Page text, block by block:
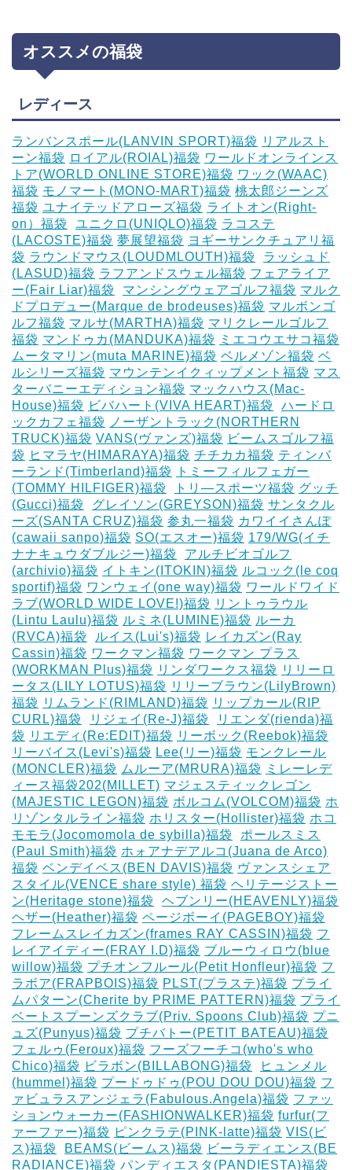
オススメの福袋
レディース
ランバンスポール(LANVIN SPORT)福袋 リアルスト
ーン福袋 ロイアル(ROIAL)福袋 ワールドオンラインス
トア(WORLD ONLINE STORE)福袋 ワック(WAAC)
福袋 モノマート(MONO-MART)福袋 桃太郎ジーンズ
福袋 ユナイテッドアローズ福袋 ライトオン(Right-
on）福袋
ユニクロ(UNIQLO)福袋 ラコステ
(LACOSTE)福袋 夢展望福袋 ヨギーサンクチュアリ福
袋 ラウンドマウス(LOUDMLOUTH)福袋
ラッシュド
(LASUD)福袋 ラフアンドスウェル福袋 フェアライア
ー(Fair Liar)福袋
マンシングウェアゴルフ福袋 マルク
ドプロデュー(Marque de brodeuses)福袋 マルボンゴ
ルフ福袋 マルサ(MARTHA)福袋 マリクレールゴルフ
福袋 マンドゥカ(MANDUKA)福袋
ミエコウエサコ福袋
ムータマリン(muta MARINE)福袋 ベルメゾン福袋 ベ
ルシリーズ福袋 マウンテンイクィップメント福袋 マス
ターバニーエディション福袋 マックハウス(Mac-
House)福袋 ビバハート(VIVA HEART)福袋
ハードロ
ックカフェ福袋
ノーザントラック(NORTHERN
TRUCK)福袋 VANS(ヴァンズ)福袋 ビームスゴルフ福
袋 ヒマラヤ(HIMARAYA)福袋 チチカカ福袋 ティンバ
ーランド(Timberland)福袋
トミーフィルフェガー
(TOMMY HILFIGER)福袋
トリ―スポーツ福袋 グッチ
(Gucci)福袋
グレイソン(GREYSON)福袋 サンタクル
ーズ(SANTA CRUZ)福袋 参丸一福袋 カワイイさんぽ
(cawaii sanpo)福袋 SO(エスオー)福袋 179/WG(イチ
ナナキュウダブルジー)福袋
アルチビオゴルフ
(archivio)福袋 イトキン(ITOKIN)福袋 ルコック(le coq
sportif)福袋 ワンウェイ(one way)福袋 ワールドワイド
ラブ(WORLD WIDE LOVE!)福袋 リントゥラウル
(Lintu Laulu)福袋 ルミネ(LUMINE)福袋 ルーカ
(RVCA)福袋
ルイス(Lui's)福袋 レイカズン(Ray
Cassin)福袋 ワークマン福袋 ワークマン プラス
(WORKMAN Plus)福袋 リンダワークス福袋 リリーロ
ータス(LILY LOTUS)福袋 リリーブラウン(LilyBrown)
福袋 リムランド(RIMLAND)福袋 リップカール(RIP
CURL)福袋
リジェイ(Re-J)福袋
リエンダ(rienda)福
袋 リエディ(Re:EDIT)福袋 リーボック(Reebok)福袋
リーバイス(Levi's)福袋 Lee(リー)福袋 モンクレール
(MONCLER)福袋 ムルーア(MRURA)福袋
ミレーレデ
ィース福袋202(MILLET) マジェスティックレゴン
(MAJESTIC LEGON)福袋 ボルコム(VOLCOM)福袋 ホ
リゾンタルライン福袋 ホリスター(Hollister)福袋 ホコ
モモラ(Jocomomola de sybilla)福袋
ポールスミス
(Paul Smith)福袋 ホォアナデアルコ(Juana de Arco)
福袋 ベンデイベス(BEN DAVIS)福袋 ヴァンスシェア
スタイル(VENCE share style) 福袋 ヘリテージストー
ン(Heritage stone)福袋
ヘブンリー(HEAVENLY)福袋
ヘザー(Heather)福袋 ページボーイ(PAGEBOY)福袋
フレームスレイカズン(frames RAY CASSIN)福袋 フ
レイアイディー(FRAY I.D)福袋 ブルーウィロウ(blue
willow)福袋 プチオンフルール(Petit Honfleur)福袋 フ
ラボア(FRAPBOIS)福袋 PLST(プラステ)福袋 プライ
ムパターン(Cherite by PRIME PATTERN)福袋 プライ
ベートスプーンズクラブ(Priv. Spoons Club)福袋 プニ
ュズ(Punyus)福袋 プチバトー(PETIT BATEAU)福袋
フェルゥ(Feroux)福袋 フーズフーチコ(who's who
Chico)福袋 ビラボン(BILLABONG)福袋
ヒュンメル
(hummel)福袋 プードゥドゥ(POU DOU DOU)福袋 フ
ァビュラスアンジェラ(Fabulous.Angela)福袋 ファッ
ションウォーカー(FASHIONWALKER)福袋 furfur(フ
ァーファー)福袋 ピンクラテ(PINK-latte)福袋 VIS(ビ
ス)福袋
BEAMS(ビームス)福袋 ビーラディエンス(BE
RADIANCE)福袋 パンディエスタ(PANDIESTA)福袋